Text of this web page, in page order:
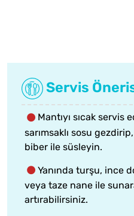
Servis
Mantıyı sıcak
sarımsaklı sosu
biber ile süsleyin.
Yanında turşu, ince
veya taze nane ile
artırabilirsiniz.